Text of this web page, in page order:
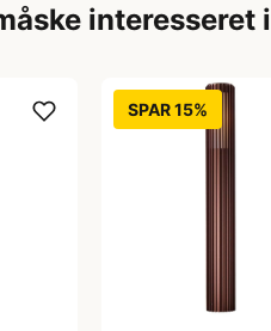
interesseret i
SPAR 15%